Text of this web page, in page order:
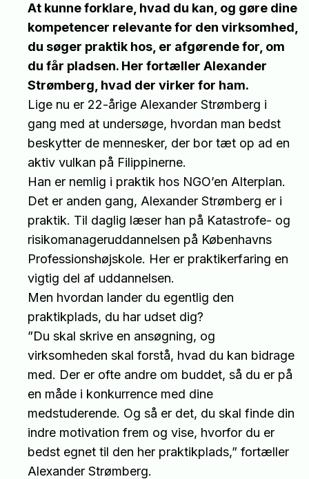
At kunne forklare, hvad du kan, og gøre dine
kompetencer relevante for den virksomhed,
du søger praktik hos, er afgørende for, om
du får pladsen. Her fortæller Alexander
Strømberg, hvad der virker for ham.
Lige nu er 22-årige Alexander Strømberg i
gang med at undersøge, hvordan man bedst
beskytter de mennesker, der bor tæt op ad en
aktiv vulkan på Filippinerne.
Han er nemlig i praktik hos NGO’en Alterplan.
Det er anden gang, Alexander Strømberg er i
praktik. Til daglig læser han på Katastrofe- og
risikomanageruddannelsen på Københavns
Professionshøjskole. Her er praktikerfaring en
vigtig del af uddannelsen.
Men hvordan lander du egentlig den
praktikplads, du har udset dig?
”Du skal skrive en ansøgning, og
virksomheden skal forstå, hvad du kan bidrage
med. Der er ofte andre om buddet, så du er på
en måde i konkurrence med dine
medstuderende. Og så er det, du skal finde din
indre motivation frem og vise, hvorfor du er
bedst egnet til den her praktikplads,” fortæller
Alexander Strømberg.